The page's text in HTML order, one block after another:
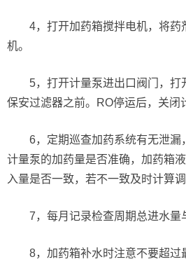
4，打开加药箱搅拌电机，将药
机。
5，打开计量泵进出口阀门，打
保安过滤器之前。RO停运后，关闭
6，定期巡查加药系统有无泄漏
计量泵的加药量是否准确，加药箱
入量是否一致，若不一致及时计算
7，每月记录检查周期总进水量
8，加药箱补水时注意不要超过